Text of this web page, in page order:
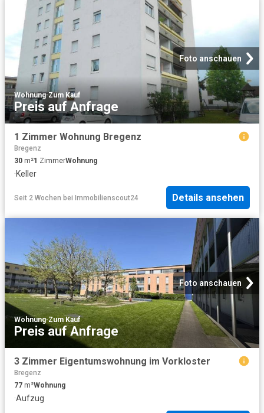
Foto anschauen
Wohnung·Zum Kauf
Preis auf Anfrage
1 Zimmer Wohnung Bregenz
Bregenz
30 m²1 ZimmerWohnung
·Keller
Seit 2 Wochen bei Immobilienscout24 Details ansehen
Foto anschauen
Wohnung·Zum Kauf
Preis auf Anfrage
3 Zimmer Eigentumswohnung im Vorkloster
Bregenz
77 m²Wohnung
·Aufzug